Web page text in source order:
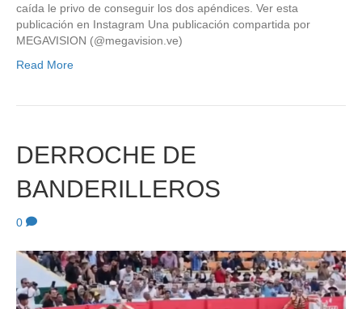
caída le privo de conseguir los dos apéndices. Ver esta
publicación en Instagram Una publicación compartida por
MEGAVISION (@megavision.ve)
Read More
DERROCHE DE
BANDERILLEROS
0